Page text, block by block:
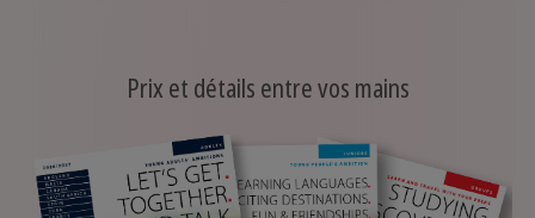
Prix et détails entre vos mains